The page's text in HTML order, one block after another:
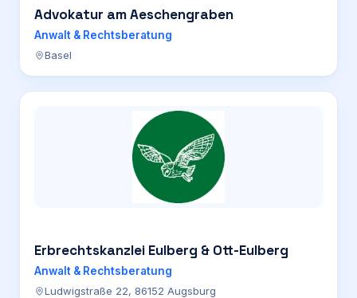
Advokatur am Aeschengraben
Anwalt & Rechtsberatung
Basel
Erbrechtskanzlei Eulberg & Ott-Eulberg
Anwalt & Rechtsberatung
Ludwigstraße 22, 86152 Augsburg